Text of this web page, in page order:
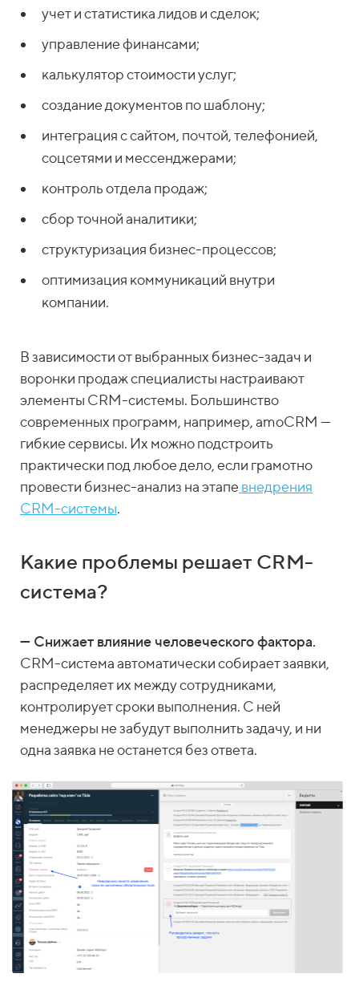
учет и статистика лидов и сделок;
управление финансами;
калькулятор стоимости услуг;
создание документов по шаблону;
интеграция с сайтом, почтой, телефонией,
соцсетями и мессенджерами;
контроль отдела продаж;
сбор точной аналитики;
структуризация бизнес-процессов;
оптимизация коммуникаций внутри
компании.
В зависимости от выбранных бизнес-задач и
воронки продаж специалисты настраивают
элементы CRM-системы. Большинство
современных программ, например, amoCRM —
гибкие сервисы. Их можно подстроить
практически под любое дело, если грамотно
провести бизнес-анализ на этапе внедрения
CRM-системы.
Какие проблемы решает CRM-
система?
— Снижает влияние человеческого фактора.
CRM-система автоматически собирает заявки,
распределяет их между сотрудниками,
контролирует сроки выполнения. С ней
менеджеры не забудут выполнить задачу, и ни
одна заявка не останется без ответа.